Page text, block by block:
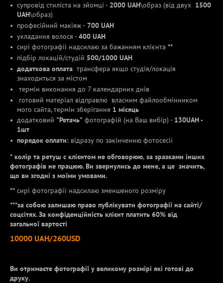
супровід стиліста на зйомці - 2000 UAH\образ (від двух 1500
UAH\образ)
професійний макіяж - 700 UAH
укладання волося -400 UAH
сирі фотографіі надсилаю за бажанням клієнта **
підбір локацій/студій 500/1000 UAH
додаткова оплата трансфера якщо студія/локація
знаходиться за містом
термін виконання до 7 календарних днів
готовий матеріал відправлю власним файлообмінником
мого сайта, термін зберігання 1 місяць
додатковий "Ретачь" фотографій (на Ваш вибір) - 130UAH -
1шт
порядок оплати: відразу по закінченню фотосесії
* колір та ретуш с клієнтом не обговорюю, за зразками інших
фотографів не працюю. Ви звернулись до мене, а це значить,
що ви згодні з моїми умовами.
** сирі фотографії надсилаю зменшеного розміру
***за собою залишаю право публікувати фотографії на сайті/
соцсітях. За конфіденційність клієнт платить 60% від
загальної вартості
10000 UAH/260USD
Ви отримаєте фотографії у великому розмірі які готові до
друку.